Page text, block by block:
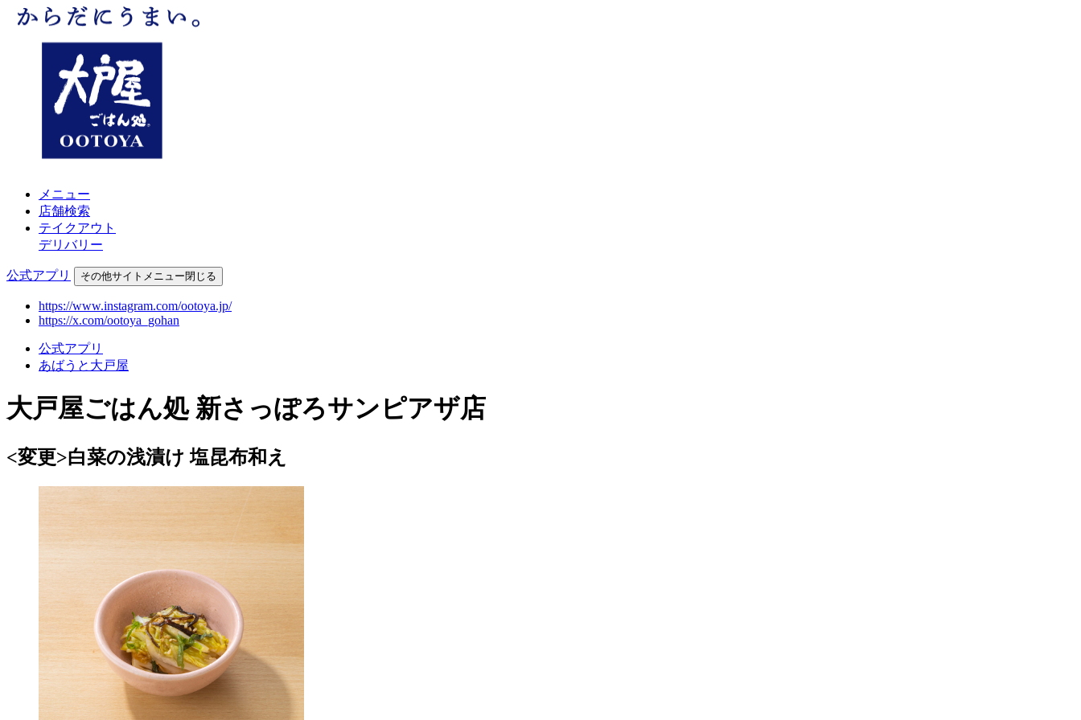
メニュー
店舗検索
テイクアウト
デリバリー
公式アプリ その他サイトメニュー閉じる
https://www.instagram.com/ootoya.jp/
https://x.com/ootoya_gohan
公式アプリ
あばうと大戸屋
大戸屋ごはん処 新さっぽろサンピアザ店
<変更>白菜の浅漬け 塩昆布和え